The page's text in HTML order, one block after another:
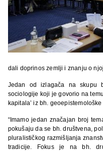
dali doprinos zemlji i znanju o njoj.
Jedan od izlagača na skupu
sociologije koji je govorio na
kapitala’ iz bh. geoepistemološke
“Imamo jedan značajan broj
pokušaju da se bh. društvena,
pluralističkog razmišljanja
tradicije. Fokus je na bh.